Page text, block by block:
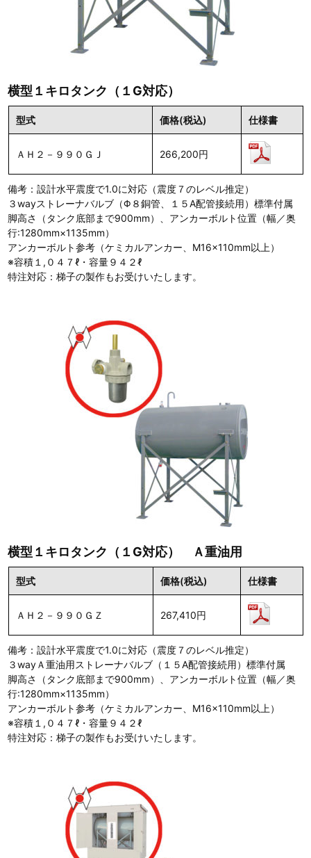
横型１キロタンク（１G対応）
型式 価格(税込) 仕様書
ＡＨ２－９９０ＧＪ 266,200円
備考：設計水平震度で1.0に対応（震度７のレベル推定）
３wayストレーナバルブ（Φ８銅管、１５A配管接続用）標準付属
脚高さ（タンク底部まで900mm）、アンカーボルト位置（幅／奥
行:1280mm×1135mm）
アンカーボルト参考（ケミカルアンカー、M16×110mm以上）
※容積１,０４７ℓ・容量９４２ℓ
特注対応：梯子の製作もお受けいたします。
横型１キロタンク（１G対応） Ａ重油用
型式 価格(税込) 仕様書
ＡＨ２－９９０ＧＺ 267,410円
備考：設計水平震度で1.0に対応（震度７のレベル推定）
３wayＡ重油用ストレーナバルブ（１５A配管接続用）標準付属
脚高さ（タンク底部まで900mm）、アンカーボルト位置（幅／奥
行:1280mm×1135mm）
アンカーボルト参考（ケミカルアンカー、M16×110mm以上）
※容積１,０４７ℓ・容量９４２ℓ
特注対応：梯子の製作もお受けいたします。